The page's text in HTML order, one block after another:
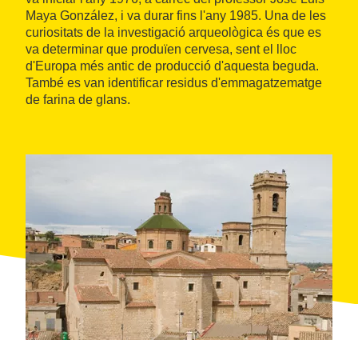
Maya González, i va durar fins l'any 1985. Una de les
curiositats de la investigació arqueològica és que es
va determinar que produïen cervesa, sent el lloc
d'Europa més antic de producció d'aquesta beguda.
També es van identificar residus d'emmagatzematge
de farina de glans.